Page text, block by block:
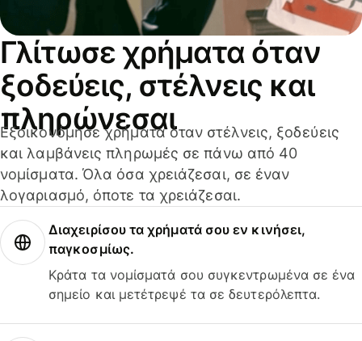
Γλίτωσε χρήματα όταν
ξοδεύεις, στέλνεις και
πληρώνεσαι
Εξοικονόμησε χρήματα όταν στέλνεις, ξοδεύεις
και λαμβάνεις πληρωμές σε πάνω από 40
νομίσματα. Όλα όσα χρειάζεσαι, σε έναν
λογαριασμό, όποτε τα χρειάζεσαι.
Διαχειρίσου τα χρήματά σου εν κινήσει,
παγκοσμίως.
Κράτα τα νομίσματά σου συγκεντρωμένα σε ένα
σημείο και μετέτρεψέ τα σε δευτερόλεπτα.